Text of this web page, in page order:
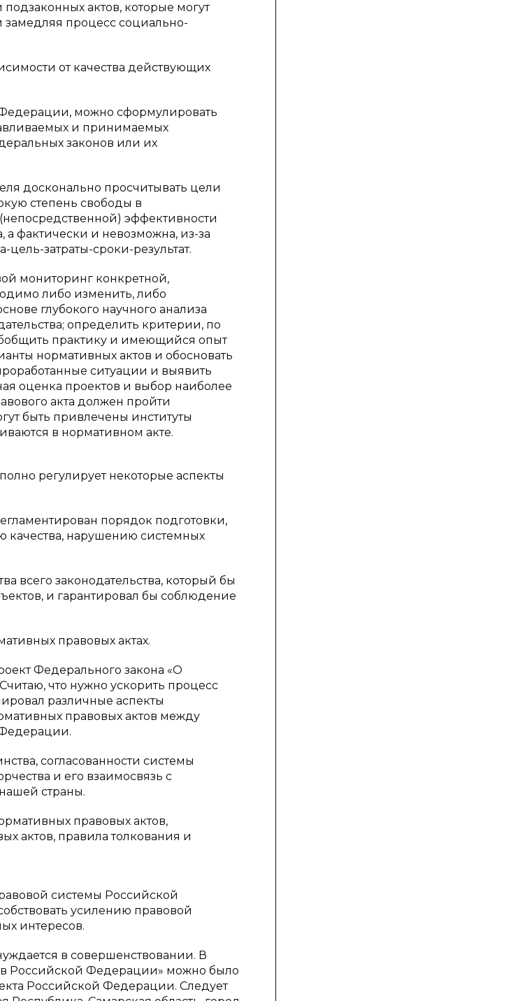
актов, которые могут
процесс социально-
от качества действующих
Федерации, можно сформулировать
и принимаемых
законов или их
досконально просчитывать цели
степень свободы в
эффективности
а фактически и невозможна, из-за
затраты-сроки-результат.
мониторинг конкретной,
либо изменить, либо
глубокого научного анализа
определить критерии, по
практику и имеющийся опыт
нормативных актов и обосновать
ситуации и выявить
оценка проектов и выбор наиболее
акта должен пройти
быть привлечены институты
в нормативном акте.
регулирует некоторые аспекты
порядок подготовки,
нарушению системных
всего законодательства, который бы
и гарантировал бы соблюдение
правовых актах.
Федерального закона «О
что нужно ускорить процесс
различные аспекты
правовых актов между
Федерации.
согласованности системы
и его взаимосвязь с
страны.
правовых актов,
актов, правила толкования и
системы Российской
усилению правовой
интересов.
в совершенствовании. В
в Российской Федерации» можно было
Российской Федерации. Следует